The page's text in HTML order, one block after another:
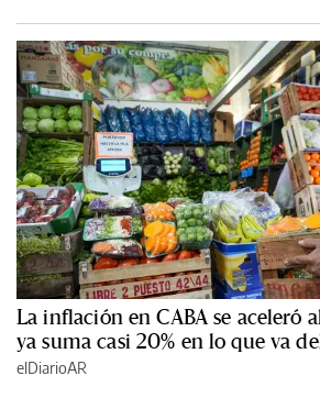
La inflación en CABA se aceleró
ya suma casi 20% en lo que va
elDiarioAR